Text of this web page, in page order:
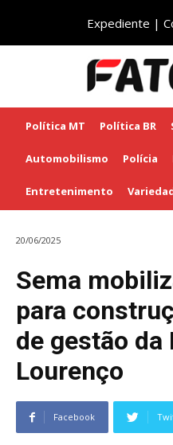
Expediente |
Política MT Política BR
Automobilismo Polícia
Entretenimento
20/06/2025
Sema
para
de gestão da
Lourenço
Facebook